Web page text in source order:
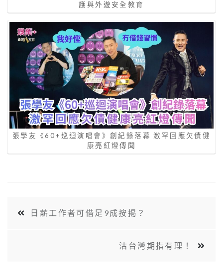
護與外遊安全教育
張學友《60+巡迴演唱會》創紀錄落幕 激罕回應欠債健
康亮紅燈傳聞
日薪工作者可借足9成按揭？
沽台灣期指有理！